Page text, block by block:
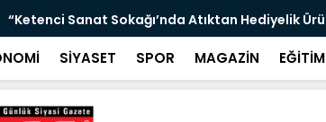
“Ketenci Sanat Sokağı’nda Atıktan Hediyelik
SİYASET SPOR MAGAZİN EĞİTİM